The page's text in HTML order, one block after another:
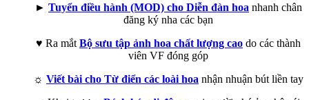
► Tuyển điều hành (MOD) cho Diễn đàn hoa nhanh chân
đăng ký nha các bạn
♥ Ra mắt Bộ sưu tập ảnh hoa chất lượng cao do các thành
viên VF đóng góp
☼ Viết bài cho Từ điển các loài hoa nhận nhuận bút liền tay